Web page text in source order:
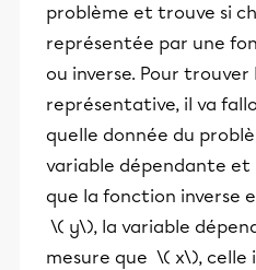
problème et trouve si
représentée par une
ou inverse. Pour trouver
représentative, il va
quelle donnée du
variable dépendante et
que la fonction inverse
\( y\), la variable
mesure que \( x\), celle